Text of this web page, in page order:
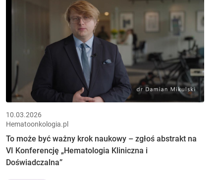
10.03.2026
Hematoonkologia.pl
To może być ważny krok naukowy – zgłoś abstrakt na
VI Konferencję „Hematologia Kliniczna i
Doświadczalna”